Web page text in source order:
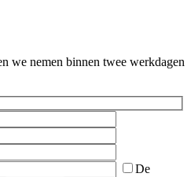
we nemen binnen twee werkdagen
De